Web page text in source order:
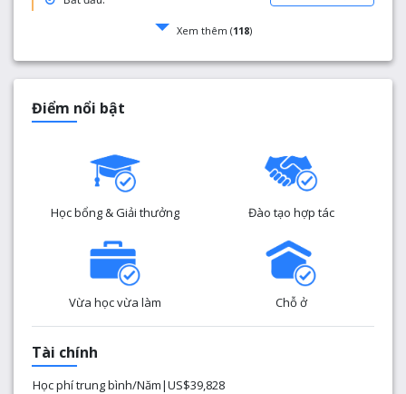
Xem thêm (118)
Điểm nổi bật
Học bổng & Giải thưởng Đào tạo hợp tác
Vừa học vừa làm Chỗ ở
Tài chính
Học phí trung bình/Năm|US$39,828